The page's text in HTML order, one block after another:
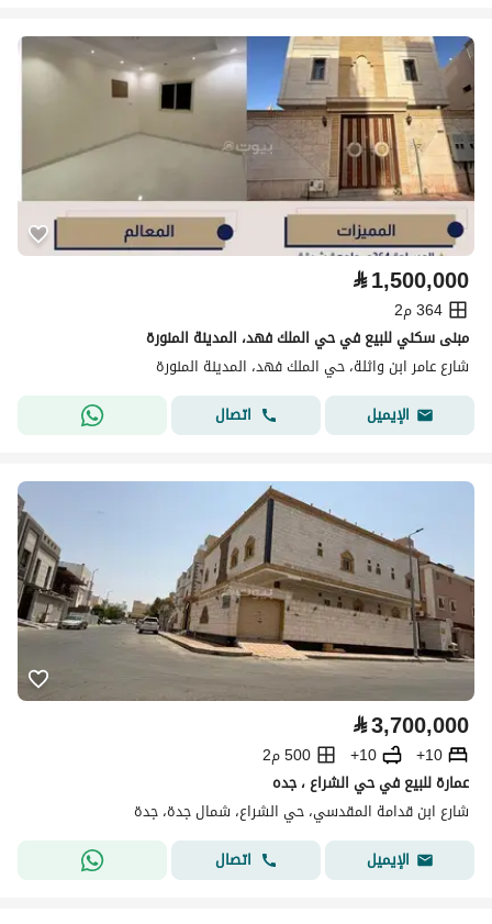
⃁1,500,000
364 م2
مبنى سكني للبيع في حي الملك فهد، المدينة المنورة
شارع عامر ابن واثلة، حي الملك فهد، المدينة المنورة
الإيميل
اتصال
⃁3,700,000
10+
10+
500 م2
عمارة للبيع في حي الشراع ، جده
شارع ابن قدامة المقدسي، حي الشراع، شمال جدة، جدة
الإيميل
اتصال